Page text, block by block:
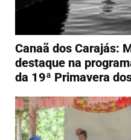
Canaã dos Carajás:
destaque na
da 19ª Primavera